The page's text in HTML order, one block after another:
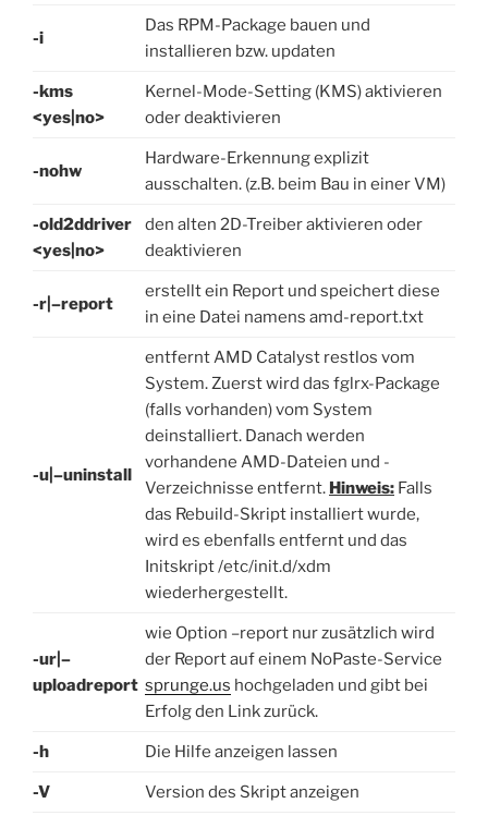
-i
Das RPM-Package bauen und
installieren bzw. updaten
-kms
<yes|no>
Kernel-Mode-Setting (KMS) aktivieren
oder deaktivieren
-nohw
Hardware-Erkennung explizit
ausschalten. (z.B. beim Bau in einer VM)
-old2ddriver
<yes|no>
den alten 2D-Treiber aktivieren oder
deaktivieren
-r|–report
erstellt ein Report und speichert diese
in eine Datei namens amd-report.txt
-u|–uninstall
entfernt AMD Catalyst restlos vom
System. Zuerst wird das fglrx-Package
(falls vorhanden) vom System
deinstalliert. Danach werden
vorhandene AMD-Dateien und -
Verzeichnisse entfernt. Hinweis: Falls
das Rebuild-Skript installiert wurde,
wird es ebenfalls entfernt und das
Initskript /etc/init.d/xdm
wiederhergestellt.
-ur|–
uploadreport
wie Option –report nur zusätzlich wird
der Report auf einem NoPaste-Service
sprunge.us hochgeladen und gibt bei
Erfolg den Link zurück.
-h Die Hilfe anzeigen lassen
-V Version des Skript anzeigen